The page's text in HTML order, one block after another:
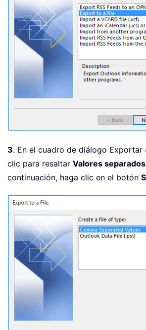
3. En el cuadro de diálogo Exportar
clic para resaltar Valores
continuación, haga clic en el botón